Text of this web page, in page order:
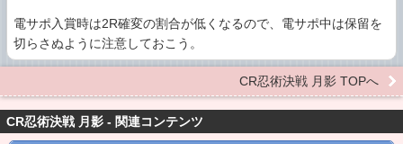
電サポ入賞時は2R確変の割合が低くなるので、電サポ中は保留を
切らさぬように注意しておこう。
CR忍術決戦 月影 TOPへ
CR忍術決戦 月影 - 関連コンテンツ